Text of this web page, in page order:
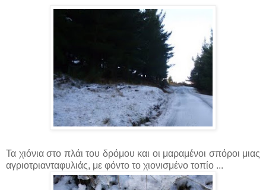
Τα χιόνια στο πλάι του δρόμου και οι μαραμένοι σπόροι μιας
αγριοτριανταφυλιάς, με φόντο το χιονισμένο τοπίο ...